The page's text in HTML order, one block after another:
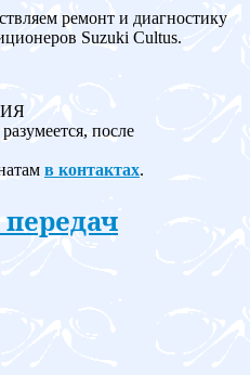
ремонт и диагностику
Suzuki Cultus.
после
в контактах.